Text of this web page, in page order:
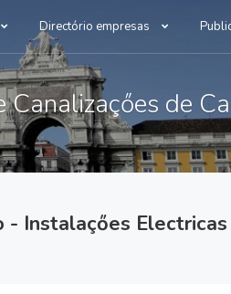
Directório empresas
de
- Instalaçőes